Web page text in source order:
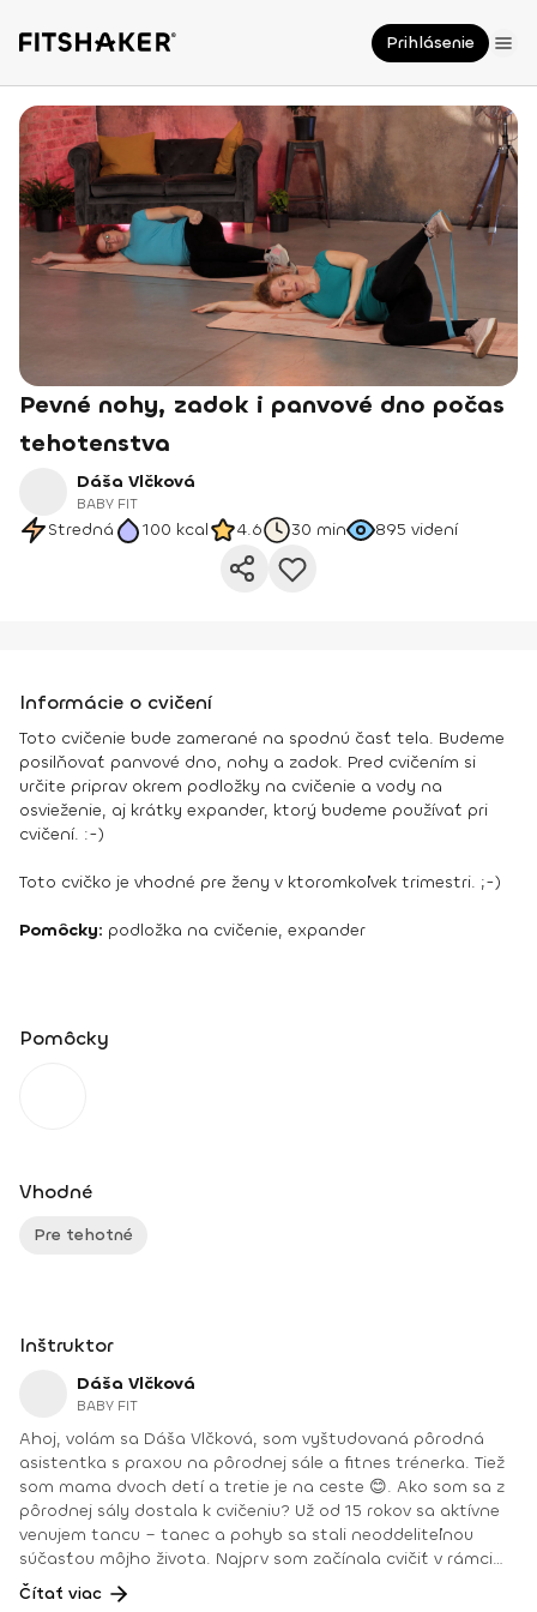
Prihlásenie
Pevné nohy, zadok i panvové dno počas
tehotenstva
Dáša Vlčková
BABY FIT
Stredná 100 kcal 4.6 30 min 895 videní
Informácie o cvičení
Toto cvičenie bude zamerané na spodnú časť tela. Budeme
posilňovať panvové dno, nohy a zadok. Pred cvičením si
určite priprav okrem podložky na cvičenie a vody na
osvieženie, aj krátky expander, ktorý budeme používať pri
cvičení. :-)
Toto cvičko je vhodné pre ženy v ktoromkoľvek trimestri. ;-)
Pomôcky: podložka na cvičenie, expander
Pomôcky
Vhodné
Pre tehotné
Inštruktor
Dáša Vlčková
BABY FIT
Ahoj, volám sa Dáša Vlčková, som vyštudovaná pôrodná
asistentka s praxou na pôrodnej sále a fitnes trénerka. Tiež
som mama dvoch detí a tretie je na ceste 😊. Ako som sa z
pôrodnej sály dostala k cvičeniu? Už od 15 rokov sa aktívne
venujem tancu – tanec a pohyb sa stali neoddeliteľnou
súčasťou môjho života. Najprv som začínala cvičiť v rámci
predpôrodných kurzov. Bavilo a napĺňalo ma to tak, že som
časom absolvovala ďalšie kurzy cvičenia až po školu fitnes
Čítať viac